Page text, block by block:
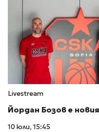
Livestream
Йордан Бозов е
10 юли, 15:45